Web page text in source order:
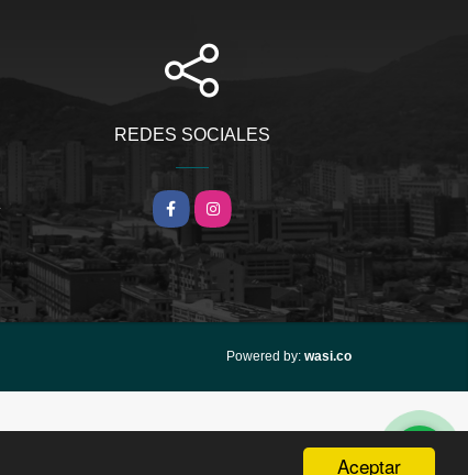
Aceptar
REDES SOCIALES
Facebook
Instagram
Powered by: wasi.co